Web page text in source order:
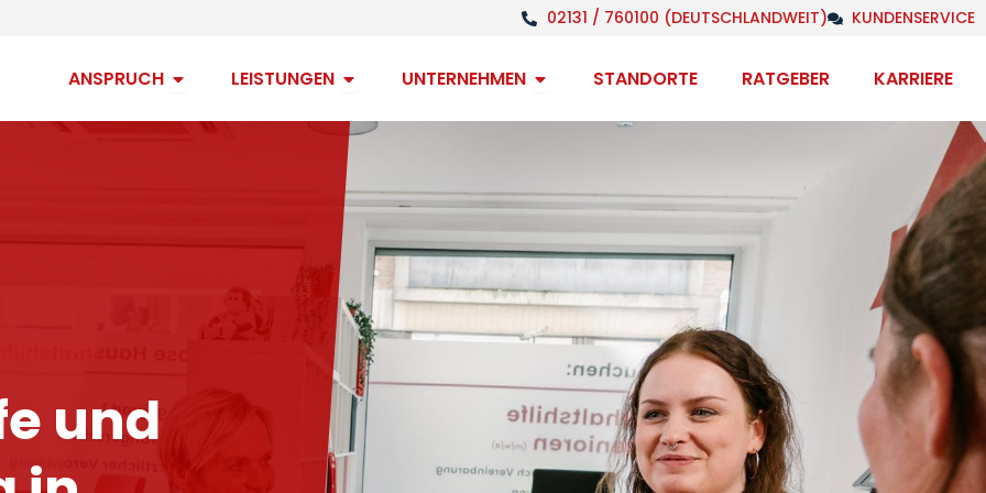
02131 / 760100 (DEUTSCHLANDWEIT) KUNDENSERVICE
ANSPRUCH Open Anspruch
LEISTUNGEN Open Leistungen
UNTERNEHMEN Open Unternehmen
STANDORTE RATGEBER KARRIERE
und